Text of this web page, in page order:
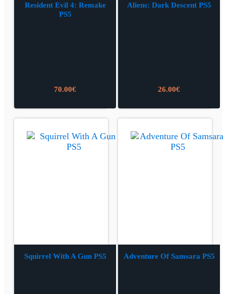
Resident Evil 4: Remake
PS5
70.00€
Aliens: Dark Descent PS5
26.00€
Squirrel With A Gun PS5 Adventure Of Samsara PS5